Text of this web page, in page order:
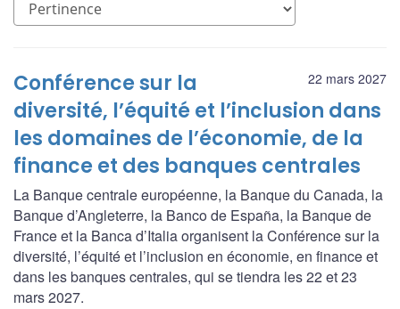
22 mars 2027
Conférence sur la
diversité, l’équité et l’inclusion dans
les domaines de l’économie, de la
finance et des banques centrales
La Banque centrale européenne, la Banque du Canada, la
Banque d’Angleterre, la Banco de España, la Banque de
France et la Banca d’Italia organisent la Conférence sur la
diversité, l’équité et l’inclusion en économie, en finance et
dans les banques centrales, qui se tiendra les 22 et 23
mars 2027.